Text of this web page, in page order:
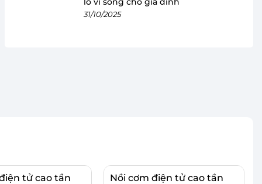
31/10/2025
tử cao tần
Nồi cơm điện tử cao tần